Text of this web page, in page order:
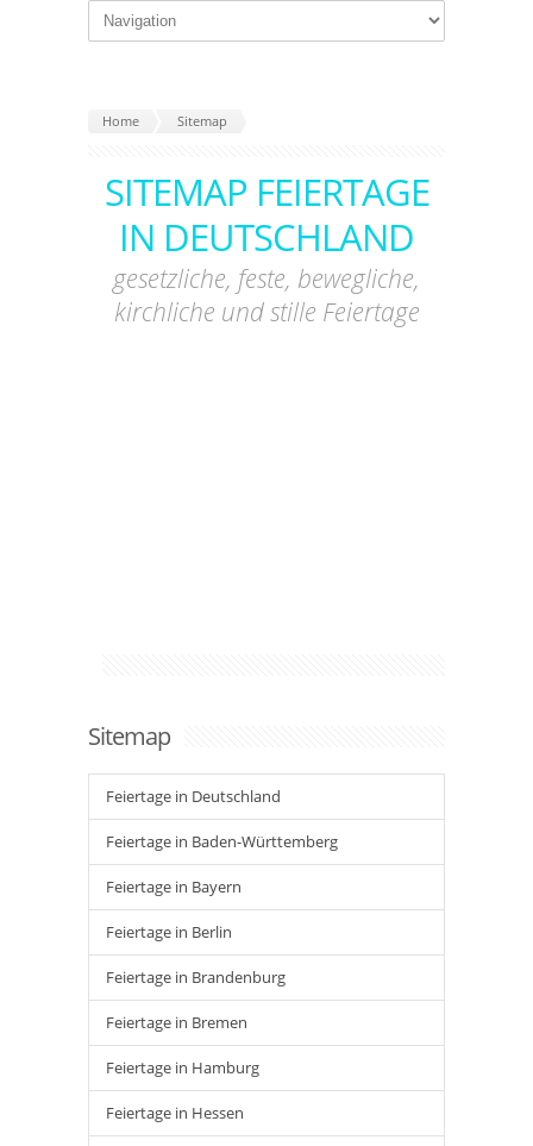
Home Sitemap
SITEMAP FEIERTAGE
IN DEUTSCHLAND
gesetzliche, feste, bewegliche,
kirchliche und stille Feiertage
Sitemap
Feiertage in Deutschland
Feiertage in Baden-Württemberg
Feiertage in Bayern
Feiertage in Berlin
Feiertage in Brandenburg
Feiertage in Bremen
Feiertage in Hamburg
Feiertage in Hessen